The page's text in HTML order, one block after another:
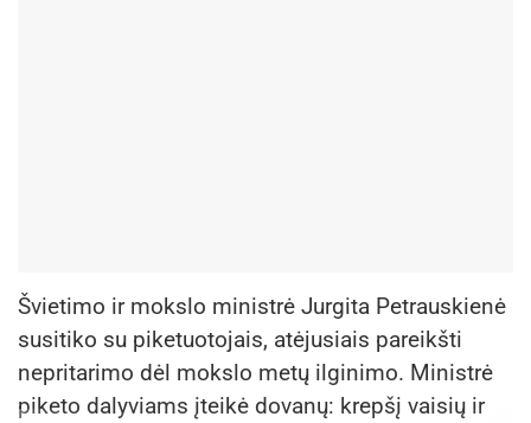
Švietimo ir mokslo ministrė Jurgita Petrauskienė
susitiko su piketuotojais, atėjusiais pareikšti
nepritarimo dėl mokslo metų ilginimo. Ministrė
piketo dalyviams įteikė dovanų: krepšį vaisių ir